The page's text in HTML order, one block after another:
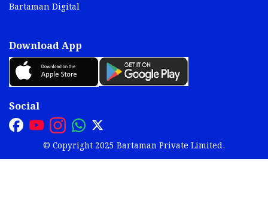
Bartaman Digital
Download App
Social
© Copyright 2025 Bartaman Private Limited.